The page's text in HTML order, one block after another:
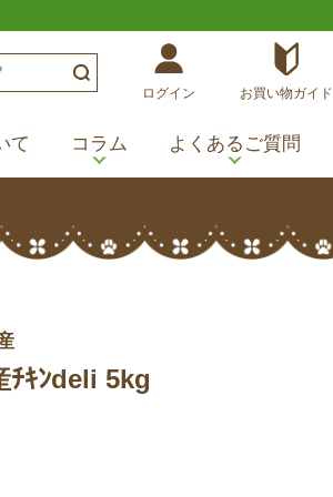
ログイン お買い物ガイド
て コラム よくあるご質問
ｷﾝdeli 5kg